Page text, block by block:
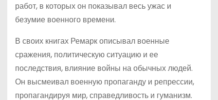
работ, в которых он показывал весь ужас и
безумие военного времени.
В своих книгах Ремарк описывал военные
сражения, политическую ситуацию и ее
последствия, влияние войны на обычных людей.
Он высмеивал военную пропаганду и репрессии,
пропагандируя мир, справедливость и гуманизм.